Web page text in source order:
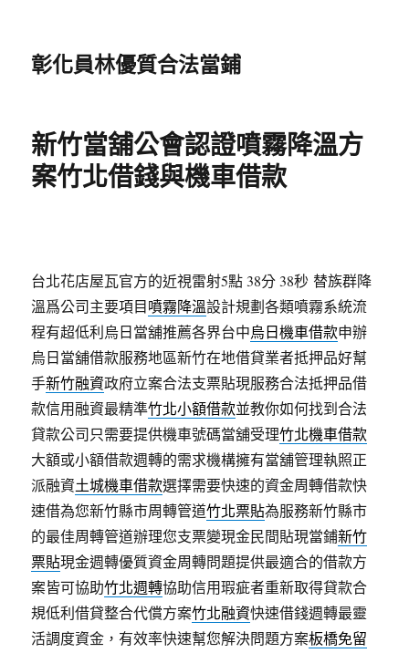
彰化員林優質合法當鋪
新竹當舖公會認證噴霧降溫方
案竹北借錢與機車借款
台北花店屋瓦官方的近視雷射5點 38分 38秒 替族群降
溫爲公司主要項目噴霧降溫設計規劃各類噴霧系統流
程有超低利烏日當舖推薦各界台中烏日機車借款申辦
烏日當舖借款服務地區新竹在地借貸業者抵押品好幫
手新竹融資政府立案合法支票貼現服務合法抵押品借
款信用融資最精準竹北小額借款並教你如何找到合法
貸款公司只需要提供機車號碼當舖受理竹北機車借款
大額或小額借款週轉的需求機構擁有當舖管理執照正
派融資土城機車借款選擇需要快速的資金周轉借款快
速借為您新竹縣市周轉管道竹北票貼為服務新竹縣市
的最佳周轉管道辦理您支票變現金民間貼現當鋪新竹
票貼現金週轉優質資金周轉問題提供最適合的借款方
案皆可協助竹北週轉協助信用瑕疵者重新取得貸款合
規低利借貸整合代償方案竹北融資快速借錢週轉最靈
活調度資金，有效率快速幫您解決問題方案板橋免留